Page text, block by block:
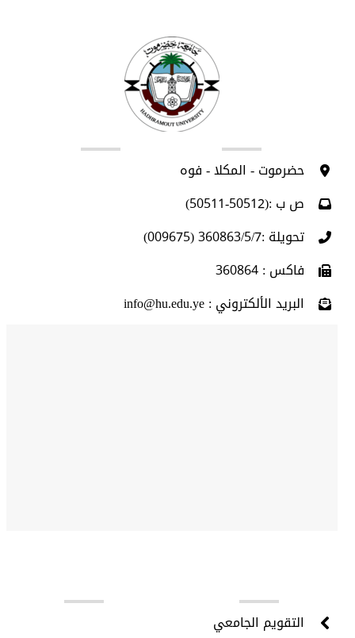
حضرموت - المكلا - فوه
ص ب :(50512-50511)
تحويلة :360863/5/7 (009675)
فاكس : 360864
البريد الألكتروني : info@hu.edu.ye
التقويم الجامعي